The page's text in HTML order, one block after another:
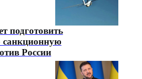
подготовить
России